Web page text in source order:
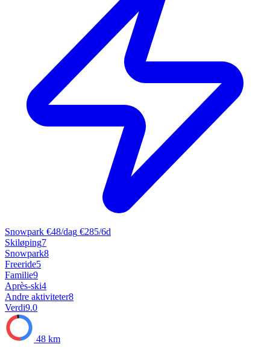
Snowpark €48/dag €285/6d
Skiløping7
Snowpark8
Freeride5
Familie9
Après-ski4
Andre aktiviteter8
Verdi9.0
48 km